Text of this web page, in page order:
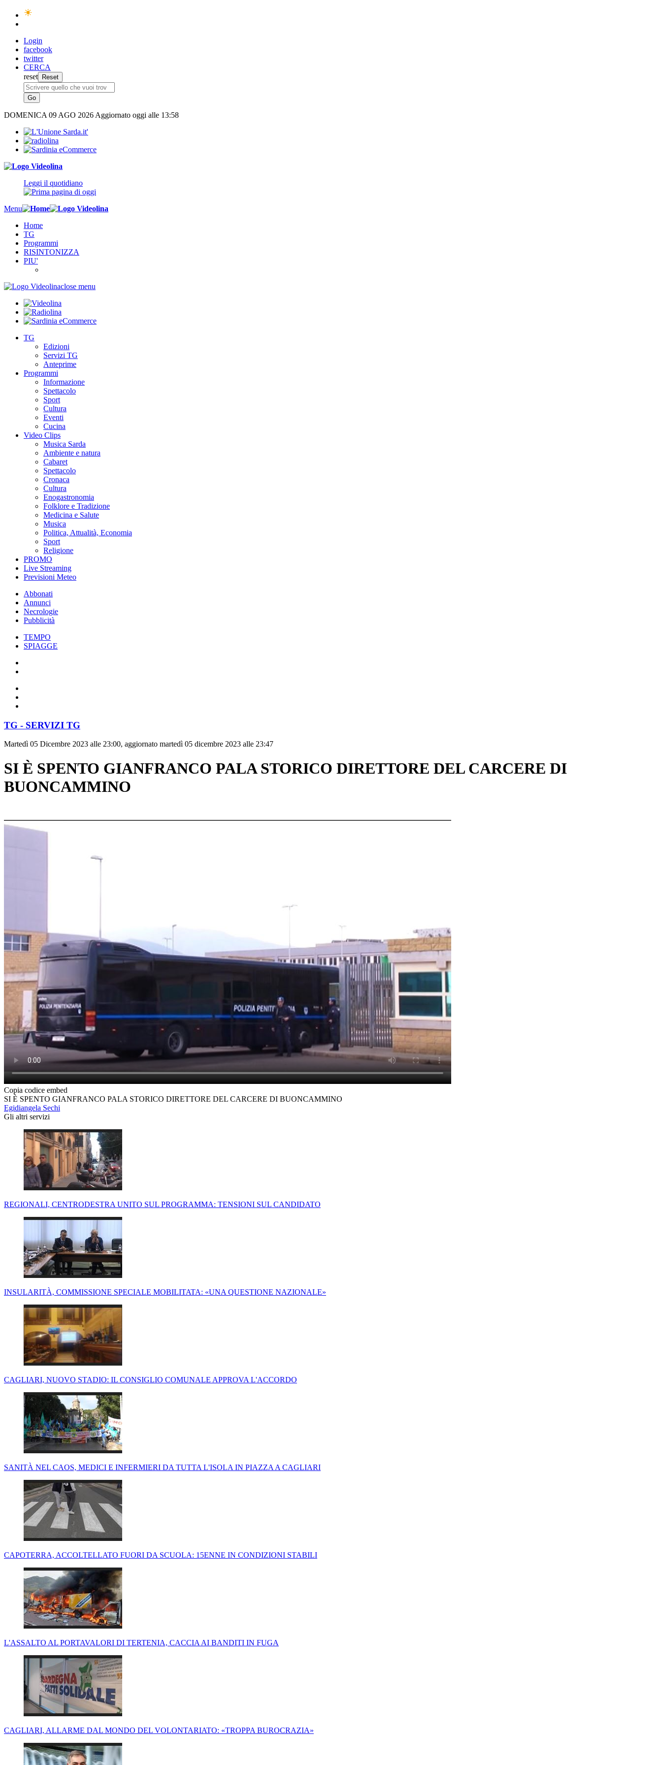
Login
facebook
twitter
CERCA
reset
DOMENICA 09 AGO 2026 Aggiornato oggi alle 13:58
Leggi il quotidiano
Menu
Home
TG
Programmi
RISINTONIZZA
PIU'
close menu
TG
Edizioni
Servizi TG
Anteprime
Programmi
Informazione
Spettacolo
Sport
Cultura
Eventi
Cucina
Video Clips
Musica Sarda
Ambiente e natura
Cabaret
Spettacolo
Cronaca
Cultura
Enogastronomia
Folklore e Tradizione
Medicina e Salute
Musica
Politica, Attualità, Economia
Sport
Religione
PROMO
Live Streaming
Previsioni Meteo
Abbonati
Annunci
Necrologie
Pubblicità
TEMPO
SPIAGGE
TG - SERVIZI TG
Martedì 05 Dicembre 2023 alle 23:00, aggiornato martedì 05 dicembre 2023 alle 23:47
SI È SPENTO GIANFRANCO PALA STORICO DIRETTORE DEL CARCERE DI
BUONCAMMINO
Copia codice embed
SI È SPENTO GIANFRANCO PALA STORICO DIRETTORE DEL CARCERE DI BUONCAMMINO
Egidiangela Sechi
Gli altri servizi
REGIONALI, CENTRODESTRA UNITO SUL PROGRAMMA: TENSIONI SUL CANDIDATO
INSULARITÀ, COMMISSIONE SPECIALE MOBILITATA: «UNA QUESTIONE NAZIONALE»
CAGLIARI, NUOVO STADIO: IL CONSIGLIO COMUNALE APPROVA L'ACCORDO
SANITÀ NEL CAOS, MEDICI E INFERMIERI DA TUTTA L'ISOLA IN PIAZZA A CAGLIARI
CAPOTERRA, ACCOLTELLATO FUORI DA SCUOLA: 15ENNE IN CONDIZIONI STABILI
L'ASSALTO AL PORTAVALORI DI TERTENIA, CACCIA AI BANDITI IN FUGA
CAGLIARI, ALLARME DAL MONDO DEL VOLONTARIATO: «TROPPA BUROCRAZIA»